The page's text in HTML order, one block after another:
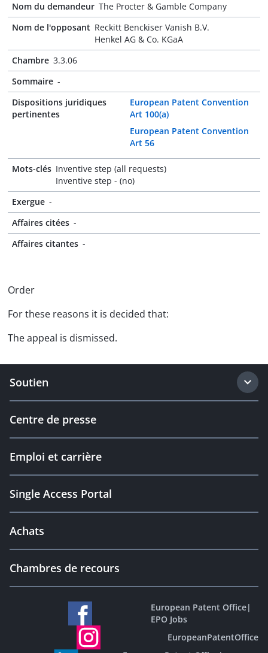
Nom du demandeur The Procter & Gamble Company
Nom de l'opposant Reckitt Benckiser Vanish B.V.
Henkel AG & Co. KGaA
Chambre 3.3.06
Sommaire -
Dispositions juridiques
pertinentes
European Patent Convention
Art 100(a)
European Patent Convention
Art 56
Mots-clés Inventive step (all requests)
Inventive step - (no)
Exergue -
Affaires citées -
Affaires citantes -
Order
For these reasons it is decided that:
The appeal is dismissed.
Soutien
Centre de presse
Emploi et carrière
Single Access Portal
Achats
Chambres de recours
European Patent Office|
EPO Jobs
EuropeanPatentOffice